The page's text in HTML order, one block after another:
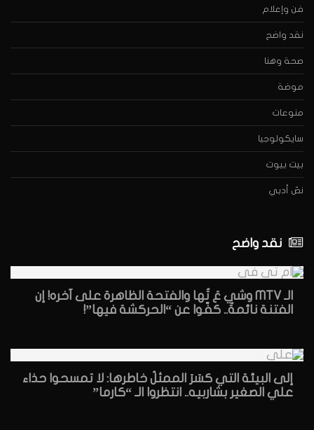
فن وإعلام
نقد واضح
صحة وهنا
موضة
منوعات
سايكولوجيا
بيت بيوت
نصّ أدبي
نقد واضح
الـ MTV وشي عَ تُها والفتحة الظاهرة على آخره! إن
الفتنة نائمةٌ.. كفّوا عن “الحركشة فيها”!
إلى البيئة التي كسَرَ الممثلُ خاطرها: لا تمسحوا حذاء
علي الصغير بشاربيه.. انتظروا الـ “كارما”